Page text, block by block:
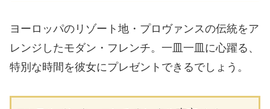
ヨーロッパのリゾート地・プロヴァンスの伝統をア
レンジしたモダン・フレンチ。一皿一皿に心躍る、
特別な時間を彼女にプレゼントできるでしょう。